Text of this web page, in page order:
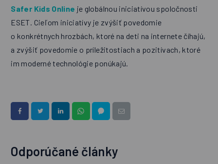
Safer Kids Online je globálnou iniciatívou spoločnosti
ESET. Cieľom iniciatívy je zvýšiť povedomie
o konkrétnych hrozbách, ktoré na deti na internete číhajú,
a zvýšiť povedomie o príležitostiach a pozitívach, ktoré
im moderné technológie ponúkajú.
Odporúčané články